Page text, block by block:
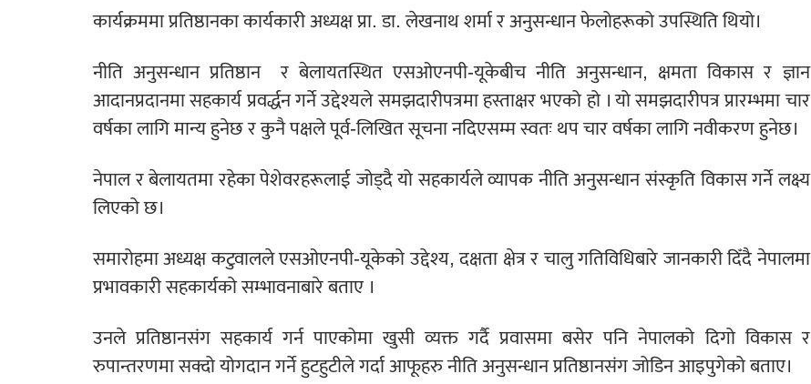
कार्यक्रममा प्रतिष्ठानका कार्यकारी अध्यक्ष प्रा. डा. लेखनाथ शर्मा र अनुसन्धान फेलोहरूको उपस्थिति थियो।
नीति अनुसन्धान प्रतिष्ठान
र बेलायतस्थित एसओएनपी-यूकेबीच नीति अनुसन्धान, क्षमता विकास र ज्ञान
आदानप्रदानमा सहकार्य प्रवर्द्धन गर्ने उद्देश्यले समझदारीपत्रमा हस्ताक्षर भएको हो । यो समझदारीपत्र प्रारम्भमा चार
वर्षका लागि मान्य हुनेछ र कुनै पक्षले पूर्व-लिखित सूचना नदिएसम्म स्वतः थप चार वर्षका लागि नवीकरण हुनेछ।
नेपाल र बेलायतमा रहेका पेशेवरहरूलाई जोड्दै यो सहकार्यले व्यापक नीति अनुसन्धान संस्कृति विकास गर्ने लक्ष्य
लिएको छ।
समारोहमा अध्यक्ष कटुवालले एसओएनपी-यूकेको उद्देश्य, दक्षता क्षेत्र र चालु गतिविधिबारे जानकारी दिँदै नेपालमा
प्रभावकारी सहकार्यको सम्भावनाबारे बताए ।
उनले प्रतिष्ठानसंग सहकार्य गर्न पाएकोमा खुसी व्यक्त गर्दै प्रवासमा बसेर पनि नेपालको दिगो विकास र
रुपान्तरणमा सक्दो योगदान गर्ने हुटहुटीले गर्दा आफूहरु नीति अनुसन्धान प्रतिष्ठानसंग जोडिन आइपुगेको बताए।